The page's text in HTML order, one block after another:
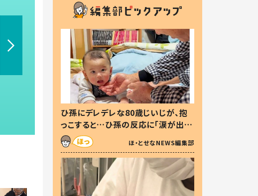
ひ孫にデレデレな80歳じいじが、抱
っこすると…ひ孫の反応に「涙が出ま
した」「可愛くて仕方ない」
ほ・とせなNEWS編集部